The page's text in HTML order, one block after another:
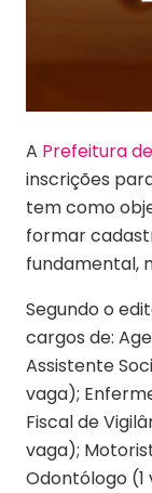
A Prefeitura
inscrições
tem como
formar
fundamental,
Segundo o
cargos de:
Assistente
vaga);
Fiscal de
vaga);
Odontólogo (1